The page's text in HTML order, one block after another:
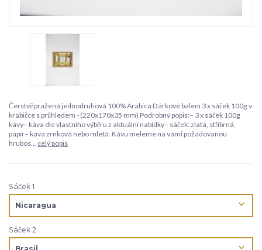
Čerstvě pražená jednodruhová 100% Arabica Dárkové balení 3 x sáček 100g v
krabičce s průhledem - (220x170x35 mm) Podrobný popis:– 3 x sáček 100g
kávy– káva dle vlastního výběru z aktuální nabídky– sáček: zlatá, stříbrná,
papír– káva zrnková nebo mletá. Kávu meleme na vámi požadovanou
hrubos... celý popis
Sáček 1
Sáček 2